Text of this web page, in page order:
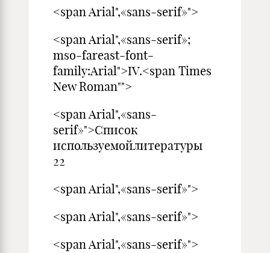
<span Arial",«sans-serif»">
<span Arial",«sans-serif»;
mso-fareast-font-
family:Arial">IV.<span Times
New Roman"">
<span Arial",«sans-
serif»">Список
22
<span Arial",«sans-serif»">
<span Arial",«sans-serif»">
<span Arial",«sans-serif»">